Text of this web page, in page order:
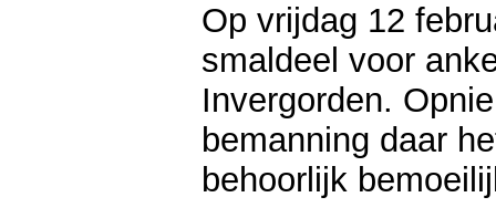
Op vrijdag 12
smaldeel voor
Invergorden.
bemanning daar
behoorlijk